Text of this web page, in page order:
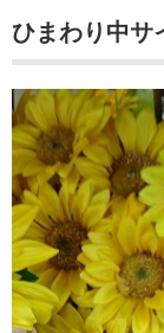
ひまわり中サ